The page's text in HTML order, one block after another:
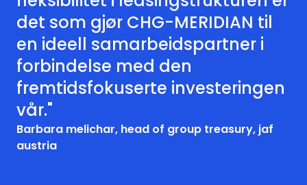
det som gjør CHG-MERIDIAN til
en ideell samarbeidspartner i
forbindelse med den
fremtidsfokuserte investeringen
vår."
Barbara melichar, head of group treasury, jaf
austria